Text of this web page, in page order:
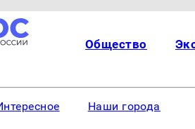
Общество
Наши города